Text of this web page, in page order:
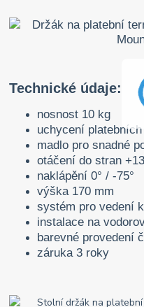
Technické údaje:
nosnost 10 kg
uchycení
madlo pro snadné
otáčení do stran
naklápění 0° / -75°
výška 170 mm
systém pro vedení
instalace na
barevné provedení
záruka 3 roky